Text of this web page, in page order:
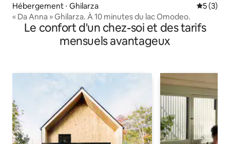
Hébergement ⋅ Ghilarza
5 (3)
« Da Anna » Ghilarza. À 10 minutes du lac Omodeo.
Le confort d'un chez-soi et des tarifs
mensuels avantageux